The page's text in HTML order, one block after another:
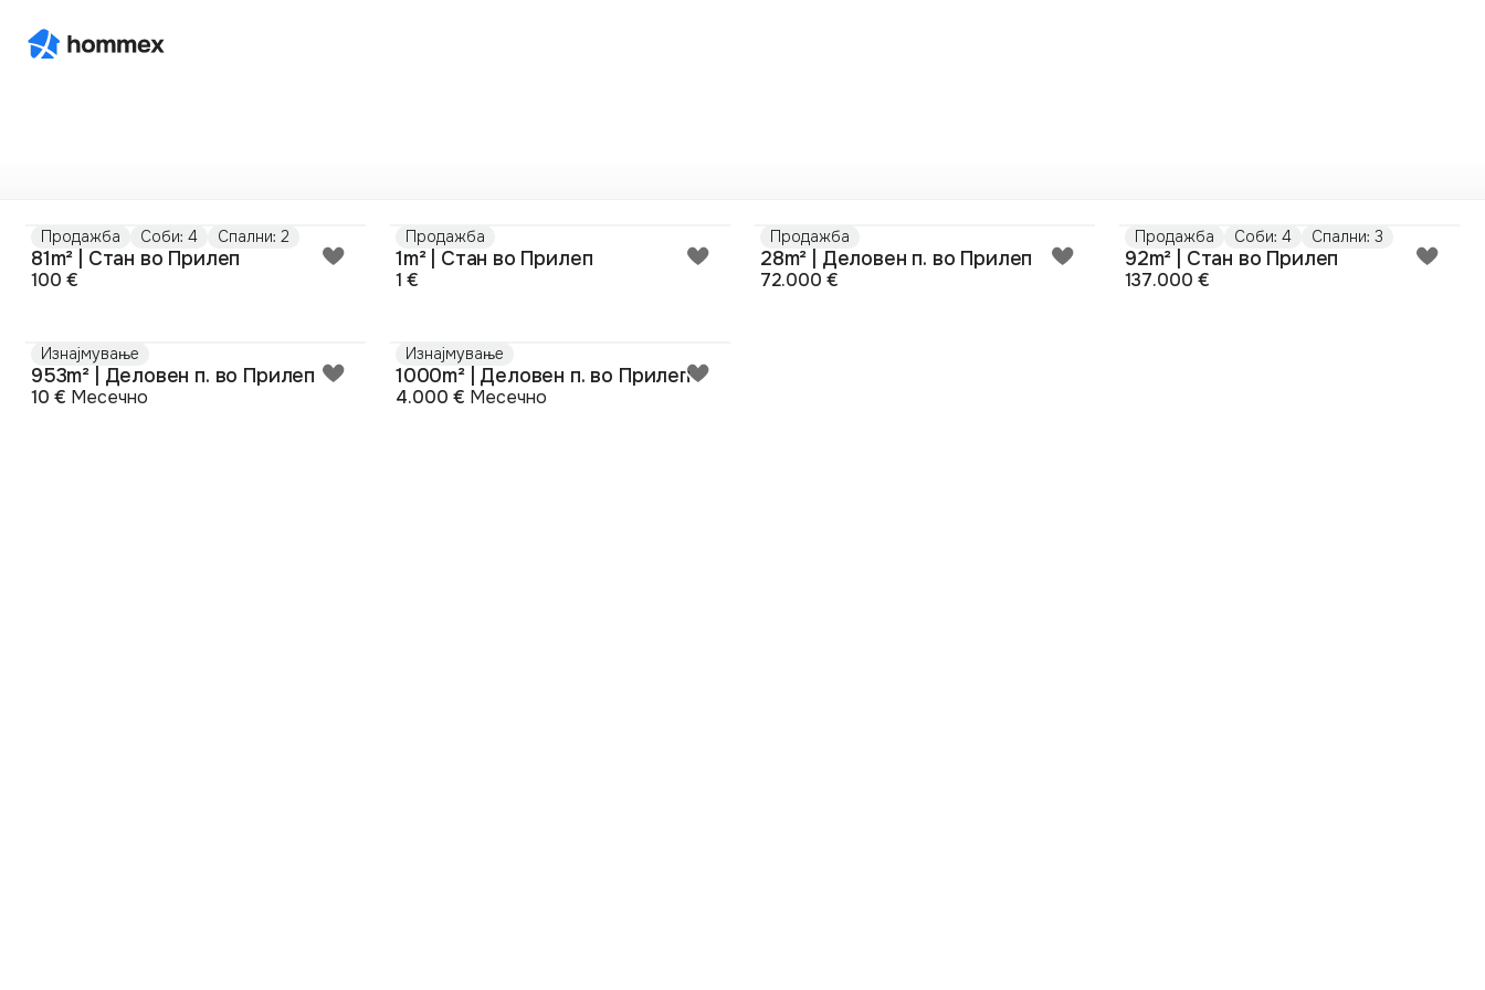
Продажба Соби: 4 Спални: 2
81m² | Стан во Прилеп
100 €
Продажба
1m² | Стан во Прилеп
1 €
Продажба
28m² | Деловен п. во Прилеп
72.000 €
Продажба Соби: 4 Спални: 3
92m² | Стан во Прилеп
137.000 €
Изнајмување
953m² | Деловен п. во Прилеп
10 € Месечно
Изнајмување
1000m² | Деловен п. во Прилеп
4.000 € Месечно